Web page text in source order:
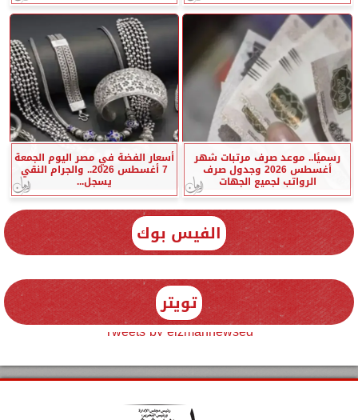
رسميًا.. موعد صرف مرتبات شهر
أغسطس 2026 وجدول صرف
الرواتب لجميع الجهات
أسعار الفضة في مصر اليوم الجمعة
7 أغسطس 2026.. والجرام النقي
يسجل...
الفيس بوك
تويتر
Tweets by elzmannewseg